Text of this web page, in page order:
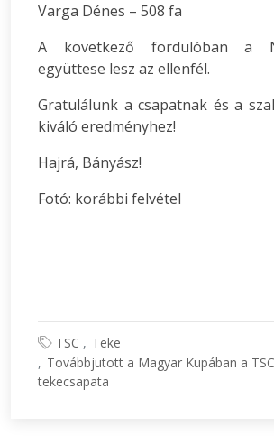
Varga Dénes – 508 fa
A következő fordulóban a
együttese lesz az ellenfél.
Gratulálunk a csapatnak és a
kiváló eredményhez!
Hajrá, Bányász!
Fotó: korábbi felvétel
TSC
Teke
Továbbjutott a Magyar Kupában a
tekecsapata